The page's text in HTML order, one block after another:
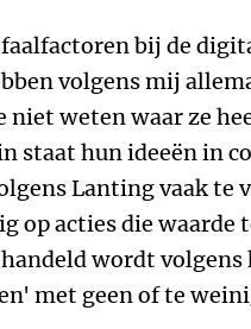
bij de
volgens mij
niet weten waar ze
staat hun ideeën in
Lanting vaak te
op acties die waarde
wordt
met geen of te